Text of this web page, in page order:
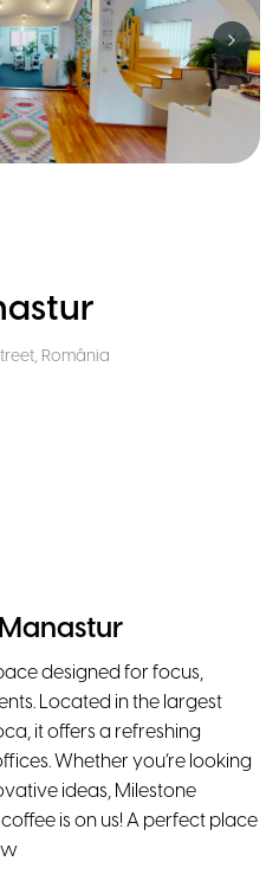
Next
, România
designed for focus,
Located in the largest
it offers a refreshing
Whether you’re looking
ideas, Milestone
is on us! A perfect place